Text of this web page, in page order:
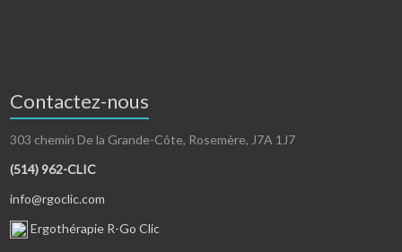
Contactez-nous
303 chemin De la Grande-Côte, Rosemère, J7A 1J7
(514) 962-CLIC
info@rgoclic.com
Ergothérapie R-Go Clic